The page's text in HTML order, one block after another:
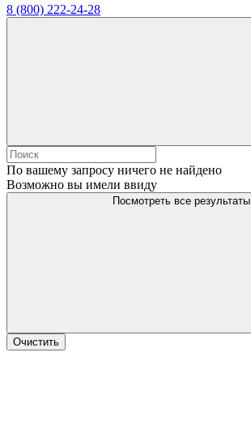
8 (800) 222-24-28
По вашему запросу ничего не найдено
Возможно вы имели ввиду
Посмотреть все результаты
Очистить